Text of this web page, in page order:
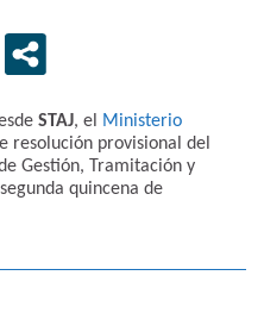
STAJ, el Ministerio
resolución provisional del
Gestión, Tramitación y
quincena de